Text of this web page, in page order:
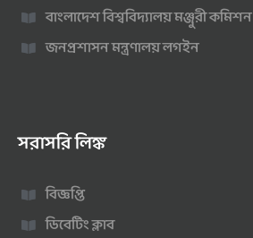
বাংলাদেশ বিশ্ববিদ্যালয় মঞ্জুরী কমিশন
জনপ্রশাসন মন্ত্রণালয় লগইন
সরাসরি লিঙ্ক
বিজ্ঞপ্তি
ডিবেটিং ক্লাব